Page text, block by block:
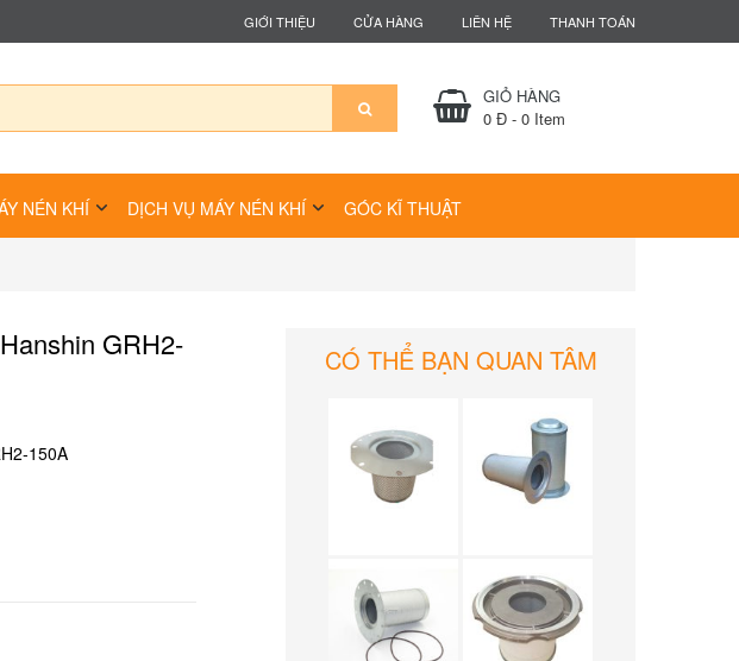
GIỚI THIỆU CỬA HÀNG LIÊN HỆ THANH TOÁN
GIỎ HÀNG
0 Đ - 0 Item
NÉN KHÍ DỊCH VỤ MÁY NÉN KHÍ GÓC KĨ THUẬT
GRH2-
150A
CÓ THỂ BẠN QUAN TÂM